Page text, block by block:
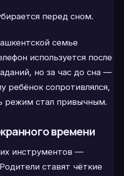
перед сном.
семье
используется после
но за час до сна —
ребёнок сопротивлялся,
режим стал привычным.
времени
инструментов —
ставят чёткие